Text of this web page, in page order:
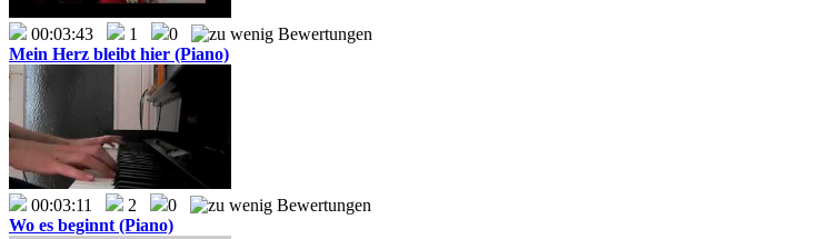
00:03:43 1
0
Mein Herz bleibt hier (Piano)
00:03:11 2
0
Wo es beginnt (Piano)